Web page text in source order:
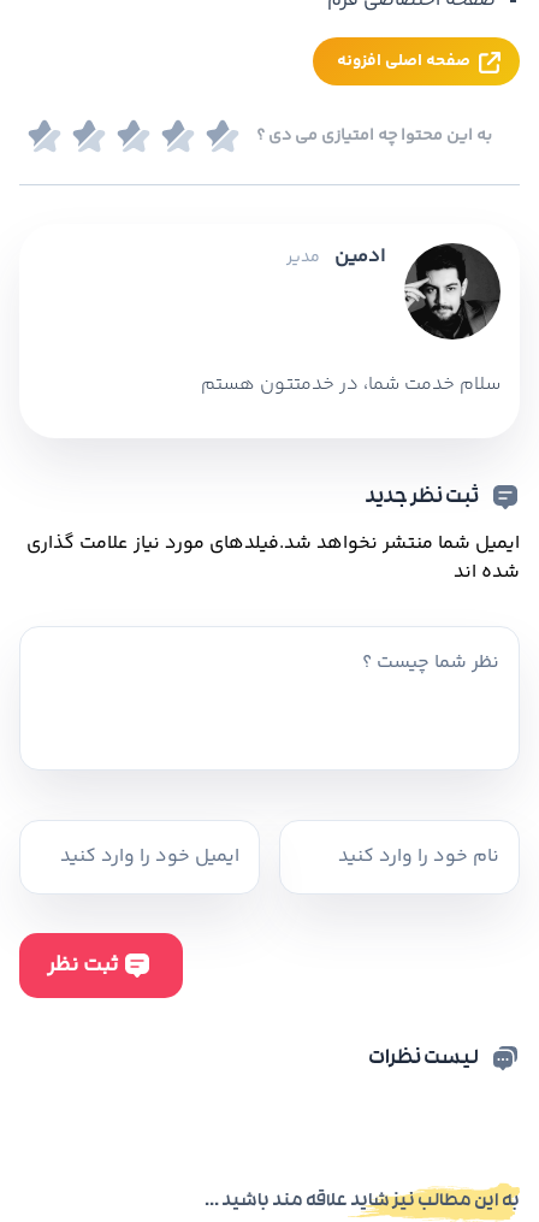
صفحه اصلی افزونه
به این محتوا چه امتیازی می دی ؟
ادمین مدیر
سلام خدمت شما، در خدمتتون هستم
ثبت نظر جدید
ایمیل شما منتشر نخواهد شد.فیلدهای مورد نیاز علامت گذاری
شده اند
لیست نظرات
به این مطالب نیز شاید علاقه مند باشید ...